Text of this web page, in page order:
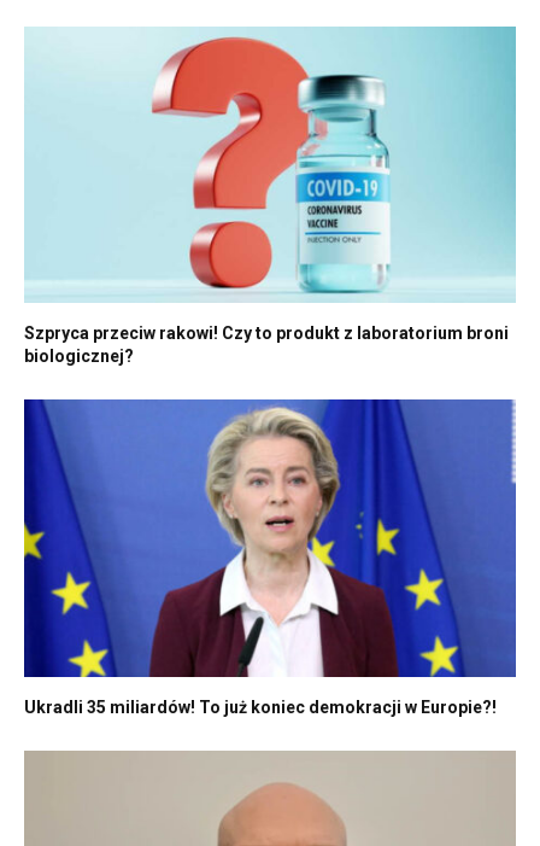
Szpryca przeciw rakowi! Czy to produkt z laboratorium broni
biologicznej?
Ukradli 35 miliardów! To już koniec demokracji w Europie?!